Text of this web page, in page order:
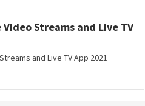
Streams and Live TV
and Live TV App 2021